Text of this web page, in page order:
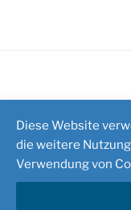
Diese Website
die weitere
Verwendung von